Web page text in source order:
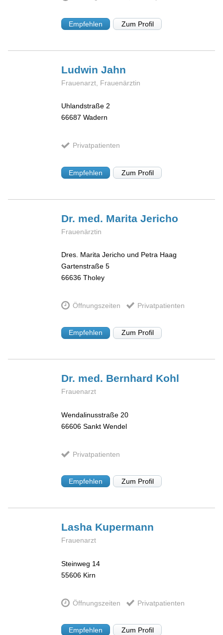
Empfehlen Zum Profil
LudwinJahn
Frauenarzt, Frauenärztin
Uhlandstraße 2
66687 Wadern
Privatpatienten
Empfehlen Zum Profil
Dr. med. MaritaJericho
Frauenärztin
Dres. Marita Jericho und Petra Haag
Gartenstraße 5
66636 Tholey
Öffnungszeiten Privatpatienten
Empfehlen Zum Profil
Dr. med. Bernhard Kohl
Frauenarzt
Wendalinusstraße 20
66606 Sankt Wendel
Privatpatienten
Empfehlen Zum Profil
Lasha Kupermann
Frauenarzt
Steinweg 14
55606 Kirn
Öffnungszeiten Privatpatienten
Empfehlen Zum Profil